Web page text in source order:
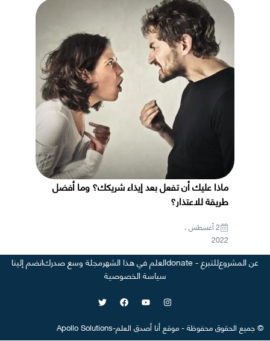
ماذا عليك أن تفعل بعد إيذاء شريكك؟ وما أفضل
طريقة للاعتذار؟
2 أغسطس ،
2022
عن المشروعللتبرع - donate العلم في هذا الشهرمجلة وسع صدركانضم إلينا
سياسة الخصوصية
©جميع الحقوق محفوظة-موقعأنا أصدق العلم-
Apollo Solutions